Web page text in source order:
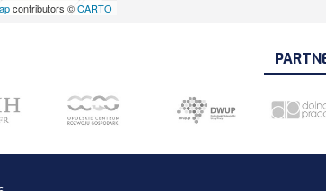
contributors ©CARTO